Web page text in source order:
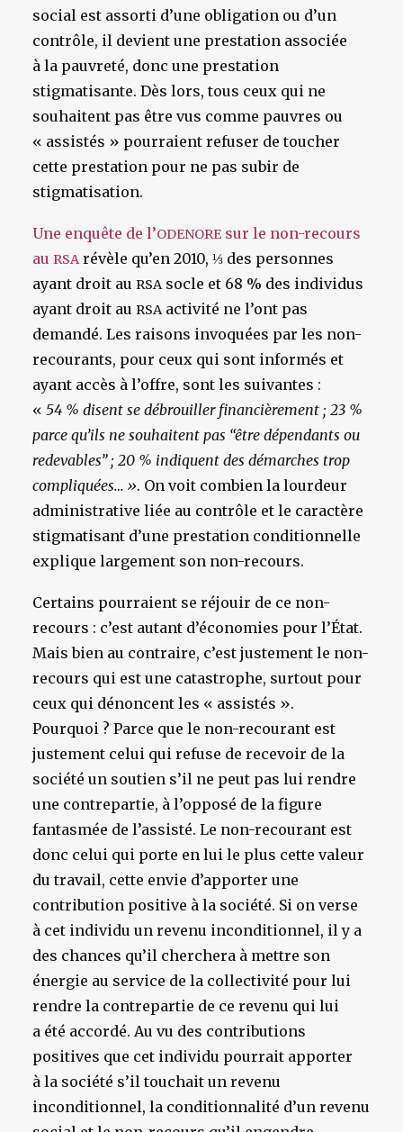
social est assorti d’une obligation ou d’un
contrôle, il devient une prestation associée
à la pauvreté, donc une prestation
stigmatisante. Dès lors, tous ceux qui ne
souhaitent pas être vus comme pauvres ou
« assistés » pourraient refuser de toucher
cette prestation pour ne pas subir de
stigmatisation.
Une enquête de l’ODENOREsur le non-recours
au RSArévèle qu’en 2010, ⅓ des personnes
ayant droit au RSAsocle et 68 % des individus
ayant droit au RSAactivité ne l’ont pas
demandé. Les raisons invoquées par les non-
recourants, pour ceux qui sont informés et
ayant accès à l’offre, sont les suivantes :
« 54 % disent se débrouiller financièrement ; 23 %
parce qu’ils ne souhaitent pas “être dépendants ou
redevables” ; 20 % indiquent des démarches trop
compliquées… ». On voit combien la lourdeur
administrative liée au contrôle et le caractère
stigmatisant d’une prestation conditionnelle
explique largement son non-recours.
Certains pourraient se réjouir de ce non-
recours : c’est autant d’économies pour l’État.
Mais bien au contraire, c’est justement le non-
recours qui est une catastrophe, surtout pour
ceux qui dénoncent les « assistés ».
Pourquoi ? Parce que le non-recourant est
justement celui qui refuse de recevoir de la
société un soutien s’il ne peut pas lui rendre
une contrepartie, à l’opposé de la figure
fantasmée de l’assisté. Le non-recourant est
donc celui qui porte en lui le plus cette valeur
du travail, cette envie d’apporter une
contribution positive à la société. Si on verse
à cet individu un revenu inconditionnel, il y a
des chances qu’il cherchera à mettre son
énergie au service de la collectivité pour lui
rendre la contrepartie de ce revenu qui lui
a été accordé. Au vu des contributions
positives que cet individu pourrait apporter
à la société s’il touchait un revenu
inconditionnel, la conditionnalité d’un revenu